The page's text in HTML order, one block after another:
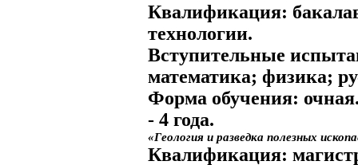
Квалификация:
технологии.
Вступительные
математика; физика;
Форма обучения:
- 4 года.
«Геология и разведка полезных
Квалификация: